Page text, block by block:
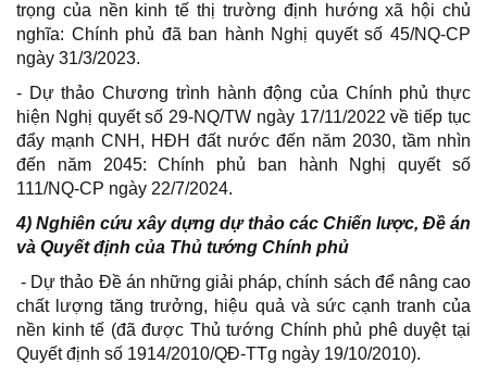
trọng của nền kinh tế thị trường định hướng xã hội chủ
nghĩa: Chính phủ đã ban hành Nghị quyết số 45/NQ-CP
ngày 31/3/2023.
- Dự thảo Chương trình hành động của Chính phủ thực
hiện Nghị quyết số 29-NQ/TW ngày 17/11/2022 về tiếp tục
đẩy mạnh CNH, HĐH đất nước đến năm 2030, tầm nhìn
đến năm 2045: Chính phủ ban hành Nghị quyết số
111/NQ-CP ngày 22/7/2024.
4) Nghiên cứu xây dựng dự thảo các Chiến lược, Đề án
và Quyết định của Thủ tướng Chính phủ
- Dự thảo Đề án những giải pháp, chính sách để nâng cao
chất lượng tăng trưởng, hiệu quả và sức cạnh tranh của
nền kinh tế (đã được Thủ tướng Chính phủ phê duyệt tại
Quyết định số 1914/2010/QĐ-TTg ngày 19/10/2010).